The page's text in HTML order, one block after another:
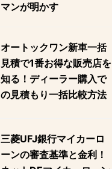
マンが明かす
オートックワン新車一括
見積で1番お得な販売店を
知る！ディーラー購入で
の見積もり一括比較方法
三菱UFJ銀行マイカーロ
ーンの審査基準と金利！